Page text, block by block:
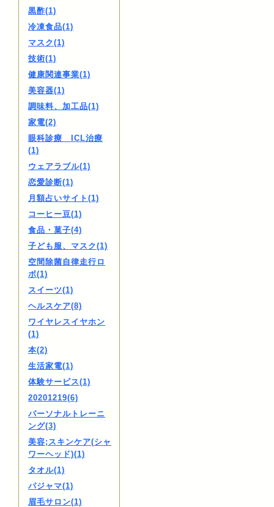
黒酢(1)
冷凍食品(1)
マスク(1)
技術(1)
健康関連事業(1)
美容器(1)
調味料、加工品(1)
家電(2)
眼科診療 ICL治療
(1)
ウェアラブル(1)
恋愛診断(1)
月額占いサイト(1)
コーヒー豆(1)
食品・菓子(4)
子ども服、マスク(1)
空間除菌自律走行ロ
ボ(1)
スイーツ(1)
ヘルスケア(8)
ワイヤレスイヤホン
(1)
本(2)
生活家電(1)
体験サービス(1)
20201219(6)
パーソナルトレーニ
ング(3)
美容;スキンケア(シャ
ワーヘッド)(1)
タオル(1)
パジャマ(1)
眉毛サロン(1)